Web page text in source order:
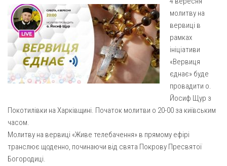
Архистратига Михаїла (м. Люботин)
Покрови Пресвятої Богородиці (с. Вільча)
Преображенська парафія (м. Лозова)
Парафія Благовіщення Пресвятої Богородиці (смт
Золочів)
Парафія Різдва Пресвятої Богородиці м. Берестин
Парохії Полтавської області
Всіх Святих українського народу (м. Полтава)
Газета Християнський голос
Надруковані числа
Молитви
Галерея
Рух pro-life
молитву на
вервиці в
рамках
ініціативи
«Вервиця
єднає» буде
провадити о.
Йосиф Щур з
Покотилівки на Харківщині. Початок молитви о 20-00 за київським
часом.
Молитву на вервиці «Живе телебачення» в прямому ефірі
транслює щоденно, починаючи від свята Покрову Пресвятої
Богородиці.